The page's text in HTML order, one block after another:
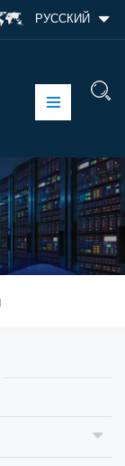
РУССКИЙ